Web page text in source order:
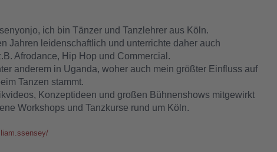
ich bin Tänzer und Tanzlehrer aus Köln.
Jahren leidenschaftlich und unterrichte daher auch
Afrodance, Hip Hop und Commercial.
anderem in Uganda, woher auch mein größter Einfluss auf
Tanzen stammt.
Konzeptideen und großen Bühnenshows mitgewirkt
Workshops und Tanzkurse rund um Köln.